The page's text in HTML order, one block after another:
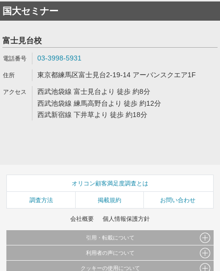
国大セミナー
富士見台校
03-3998-5931
東京都練馬区富士見台2-19-14 アーバンスクエア1F
西武池袋線 富士見台より 徒歩 約8分
西武池袋線 練馬高野台より 徒歩 約12分
西武新宿線 下井草より 徒歩 約18分
オリコン顧客満足度調査とは
調査方法 掲載規約 お問い合わせ
会社概要 個人情報保護方針
引用・転載について
当サイトで公開されている情報（文字、写真、イラスト、画像データ等）及びこれらの配
利用者の声について
当サイトに掲載している内容はすべてサービスの利用者が提出された見解・感想です。
クッキーの使用について